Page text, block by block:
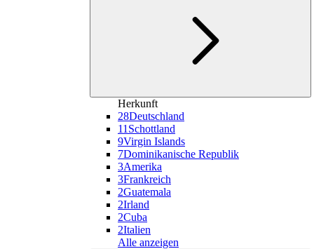
Herkunft
28Deutschland
11 Schottland
9Virgin Islands
7Dominikanische Republik
3Amerika
3Frankreich
2Guatemala
2Irland
2Cuba
2Italien
Alle anzeigen